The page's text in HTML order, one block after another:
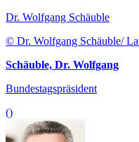
Dr. Wolfgang Schäuble
© Dr. Wolfgang Schäuble/
Schäuble, Dr. Wolfgang
Bundestagspräsident
()